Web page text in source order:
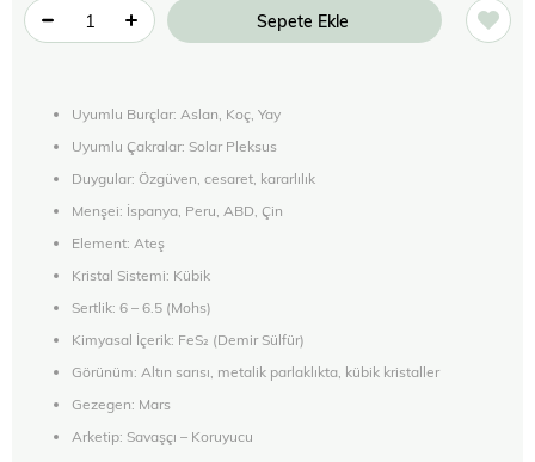
Uyumlu Burçlar: Aslan, Koç, Yay
Uyumlu Çakralar: Solar Pleksus
Duygular: Özgüven, cesaret, kararlılık
Menşei: İspanya, Peru, ABD, Çin
Element: Ateş
Kristal Sistemi: Kübik
Sertlik: 6 – 6.5 (Mohs)
Kimyasal İçerik: FeS₂ (Demir Sülfür)
Görünüm: Altın sarısı, metalik parlaklıkta, kübik kristaller
Gezegen: Mars
Arketip: Savaşçı – Koruyucu